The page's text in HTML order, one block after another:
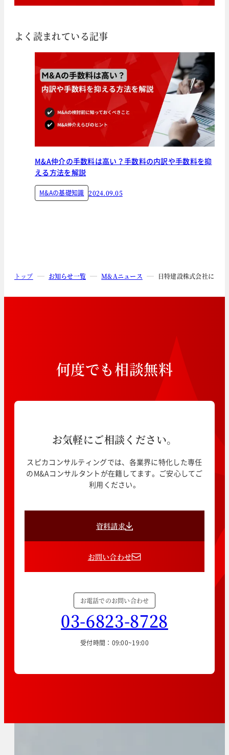
よく読まれている記事
M&A仲介の手数料は高い？手数料の内訳や手数料を抑
える方法を解説
M&Aの基礎知識 2024.09.05
トップ お知らせ一覧 M&Aニュース 日特建設株式会社によ
何度でも相談無料
お気軽にご相談ください。
スピカコンサルティングでは、各業界に特化した専任
のM&Aコンサルタントが在籍してます。ご安心してご
利用ください。
資料請求
お問い合わせ
お電話でのお問い合わせ
03-6823-8728
受付時間：09:00~19:00